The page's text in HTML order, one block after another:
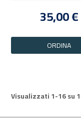
35,00 €
ORDINA
Visualizzati 1-16 su